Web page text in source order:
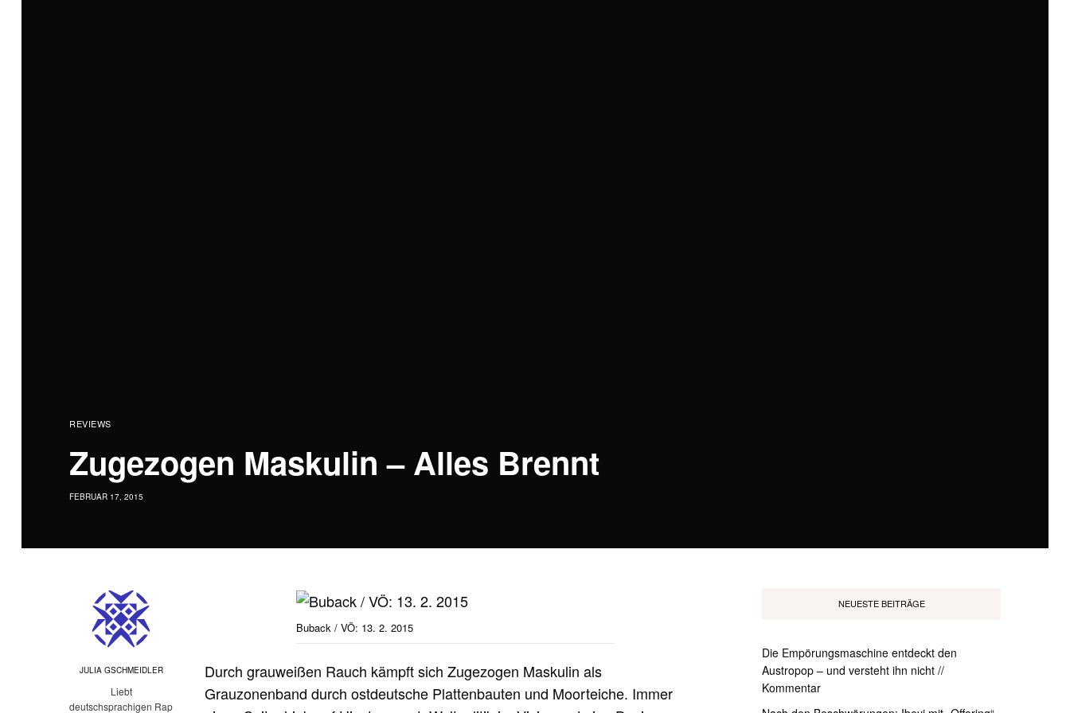
REVIEWS
Zugezogen Maskulin – Alles Brennt
FEBRUAR 17, 2015
JULIA GSCHMEIDLER
Liebt
deutschsprachigen Rap
Buback / VÖ: 13. 2. 2015
Durch grauweißen Rauch kämpft sich Zugezogen Maskulin als
Grauzonenband durch ostdeutsche Plattenbauten und Moorteiche. Immer
NEUESTE BEITRÄGE
Die Empörungsmaschine entdeckt den
Austropop – und versteht ihn nicht //
Kommentar